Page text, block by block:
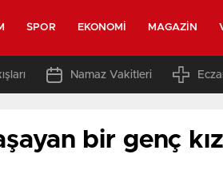
SPOR EKONOMI MAGAZIN
Namaz Vakitleri
bir genç